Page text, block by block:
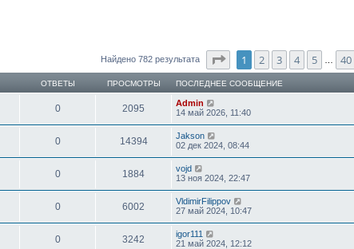
Найдено 782 результата Страница 1 из40
1 2 3 4 5 40
ОТВЕТЫ ПРОСМОТРЫ ПОСЛЕДНЕЕ СООБЩЕНИЕ
0 2095
Admin
14 май 2026, 11:40
0 14394
Jakson
02 дек 2024, 08:44
0 1884
vojd
13 ноя 2024, 22:47
0 6002
VldimirFilippov
27 май 2024, 10:47
0 3242
igor111
21 май 2024, 12:12